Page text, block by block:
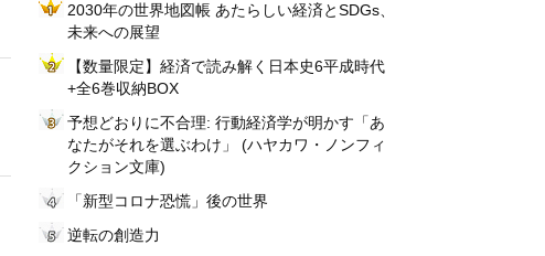
2030年の世界地図帳 あたらしい経済とSDGs、
未来への展望
【数量限定】経済で読み解く日本史6平成時代
+全6巻収納BOX
予想どおりに不合理: 行動経済学が明かす「あ
なたがそれを選ぶわけ」 (ハヤカワ・ノンフィ
クション文庫)
「新型コロナ恐慌」後の世界
逆転の創造力